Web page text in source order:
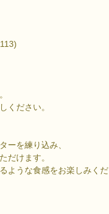
ください。
ーを練り込み、
だけます。
ような食感をお楽しみくだ